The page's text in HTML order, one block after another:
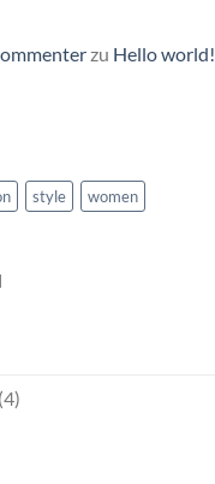
zu Hello world!
style women
(4)